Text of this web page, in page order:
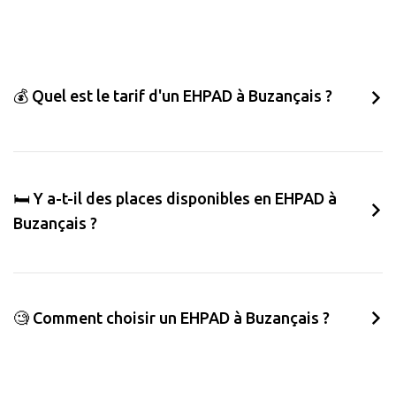
💰 Quel est le tarif d'un EHPAD à Buzançais ?
🛏️ Y a-t-il des places disponibles en EHPAD à
Buzançais ?
🧐 Comment choisir un EHPAD à Buzançais ?